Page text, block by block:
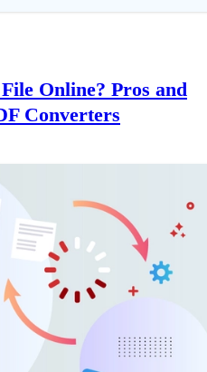
Online? Pros and
Converters